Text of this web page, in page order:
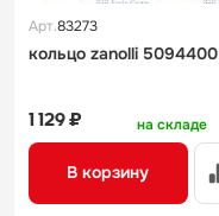
Арт.83273
кольцо zanolli 5094400
на складе
1 129 ₽
В корзину